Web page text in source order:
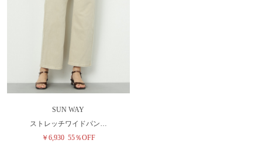
SUN WAY
ストレッチワイドパン…
￥6,930 55％OFF